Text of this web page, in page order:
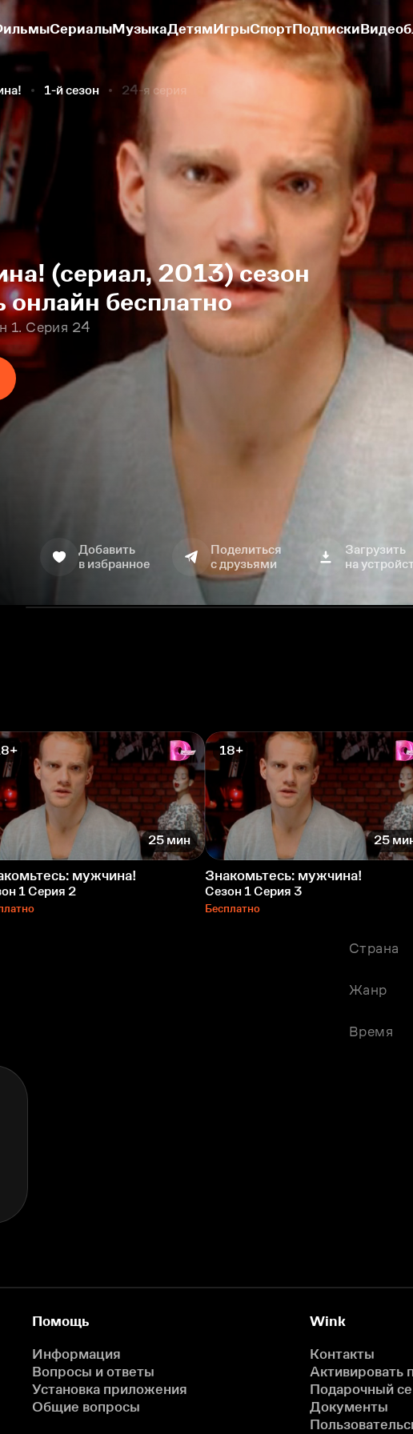
СериалыМузыкаДетямИгрыСпортПодписки
1-й сезон 24-я серия
(сериал, 2013) сезон
онлайн бесплатно
1. Серия 24
Добавить
в избранное
Поделиться
с друзьями
Загрузить
на
25 мин
мужчина!
1 Серия 2
18+
25
Знакомьтесь: мужчина!
Сезон 1 Серия 3
Бесплатно
Страна
Жанр
Время
Помощь
Информация
Вопросы и ответы
Установка приложения
Общие вопросы
Wink
Контакты
Активировать
Подарочный
Документы